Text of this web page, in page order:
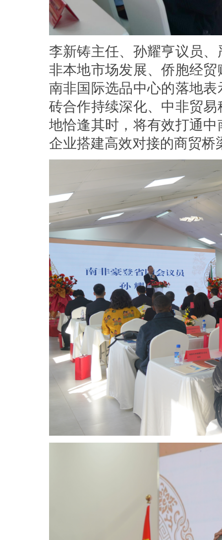
李新铸主任、孙耀亨议员
非本地市场发展、侨胞经
南非国际选品中心的落地
砖合作持续深化、中非贸
地恰逢其时，将有效打通
企业搭建高效对接的商贸桥